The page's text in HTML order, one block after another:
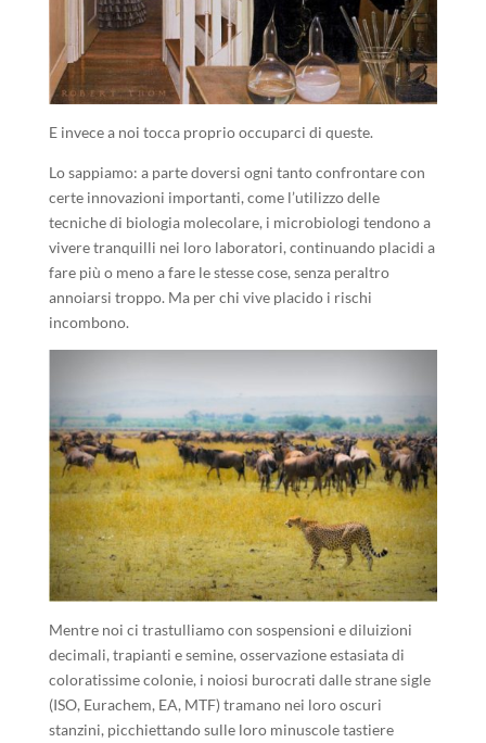
E invece a noi tocca proprio occuparci di queste.
Lo sappiamo: a parte doversi ogni tanto confrontare con
certe innovazioni importanti, come l’utilizzo delle
tecniche di biologia molecolare, i microbiologi tendono a
vivere tranquilli nei loro laboratori, continuando placidi a
fare più o meno a fare le stesse cose, senza peraltro
annoiarsi troppo. Ma per chi vive placido i rischi
incombono.
Mentre noi ci trastulliamo con sospensioni e diluizioni
decimali, trapianti e semine, osservazione estasiata di
coloratissime colonie, i noiosi burocrati dalle strane sigle
(ISO, Eurachem, EA, MTF) tramano nei loro oscuri
stanzini, picchiettando sulle loro minuscole tastiere